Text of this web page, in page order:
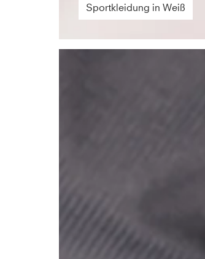
Sportkleidung in Weiß